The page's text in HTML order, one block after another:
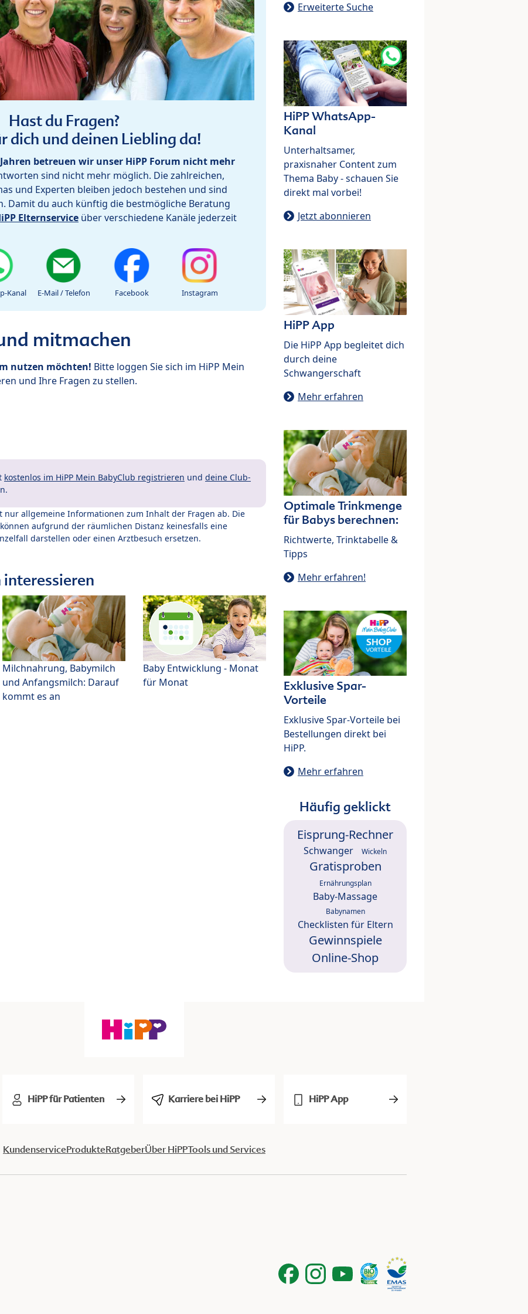
Hast du Fragen?
dich und deinen Liebling da!
betreuen wir unser HiPP Forum nicht mehr
sind nicht mehr möglich. Die zahlreichen,
und Experten bleiben jedoch bestehen und sind
Damit du auch künftig die bestmögliche Beratung
Elternservice über verschiedene Kanäle jederzeit
Kanal E-Mail / Telefon Facebook Instagram
mitmachen
nutzen möchten! Bitte loggen Sie sich im HiPP Mein
und Ihre Fragen zu stellen.
kostenlos im HiPP Mein BabyClub registrieren und deine Club-
nur allgemeine Informationen zum Inhalt der Fragen ab. Die
aufgrund der räumlichen Distanz keinesfalls eine
darstellen oder einen Arztbesuch ersetzen.
interessieren
Milchnahrung, Babymilch
und Anfangsmilch: Darauf
kommt es an
Baby Entwicklung - Monat
für Monat
Erweiterte Suche
HiPP WhatsApp-
Kanal
Unterhaltsamer,
praxisnaher Content zum
Thema Baby - schauen Sie
direkt mal vorbei!
Jetzt abonnieren
HiPP App
Die HiPP App begleitet dich
durch deine
Schwangerschaft
Mehr erfahren
Optimale Trinkmenge
für Babys berechnen:
Richtwerte, Trinktabelle &
Tipps
Mehr erfahren!
Exklusive Spar-
Vorteile
Exklusive Spar-Vorteile bei
Bestellungen direkt bei
HiPP.
Mehr erfahren
Häufig geklickt
Eisprung-Rechner
Schwanger Wickeln
Gratisproben
Ernährungsplan
Baby-Massage
Babynamen
Checklisten für Eltern
Gewinnspiele
Online-Shop
HiPP für Patienten Karriere bei HiPP HiPP App
KundenserviceProdukteRatgeberÜber HiPPTools und Services